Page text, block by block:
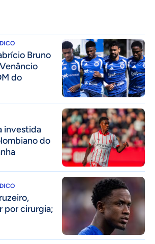
Bruno
do
investida
do
por cirurgia;